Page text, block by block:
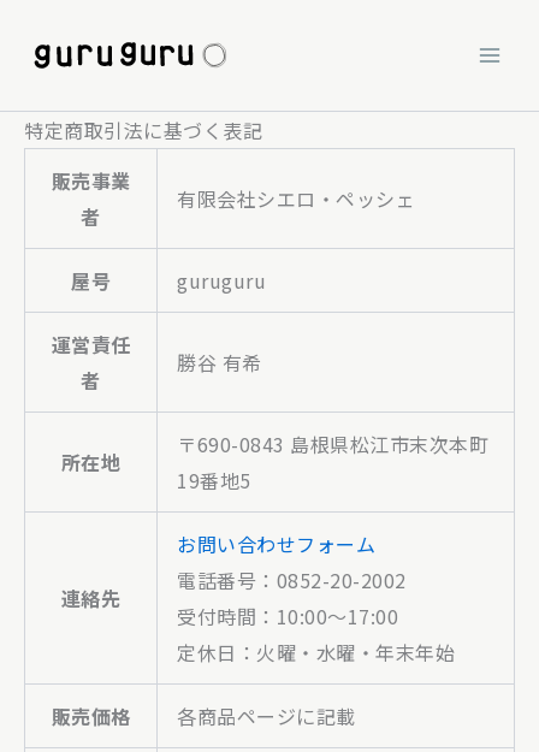
特定商取引法に基づく表記
販売事業
者
有限会社シエロ・ペッシェ
屋号 guruguru
運営責任
者
勝谷 有希
所在地
〒690-0843 島根県松江市末次本町
19番地5
連絡先
お問い合わせフォーム
電話番号：0852-20-2002
受付時間：10:00〜17:00
定休日：火曜・水曜・年末年始
販売価格 各商品ページに記載